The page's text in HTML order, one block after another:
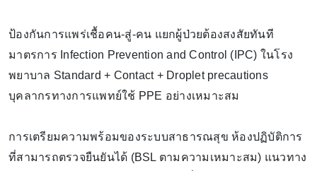
ป้องกันการแพร่เชื้อคน-สู่-คน แยกผู้ป่วยต้องสงสัยทันที
มาตรการ Infection Prevention and Control (IPC) ในโรง
พยาบาล Standard + Contact + Droplet precautions
บุคลากรทางการแพทย์ใช้ PPE อย่างเหมาะสม
การเตรียมความพร้อมของระบบสาธารณสุข ห้องปฏิบัติการ
ที่สามารถตรวจยืนยันได้ (BSL ตามความเหมาะสม) แนวทาง